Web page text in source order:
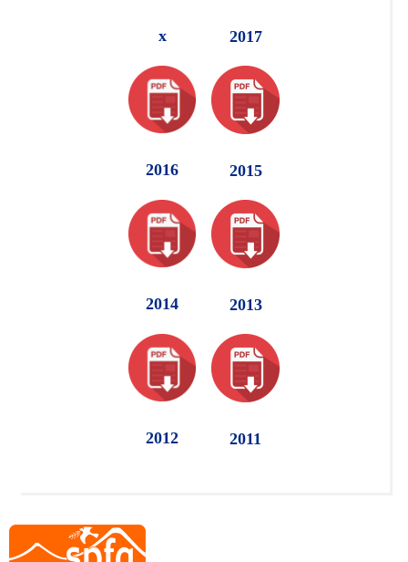
x 2017
2016 2015
2014 2013
2012 2011